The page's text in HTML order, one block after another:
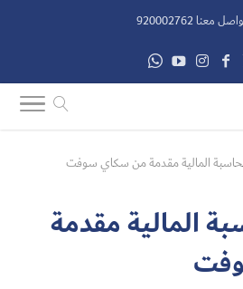
معنا 920002762
المالية مقدمة من سكاي سوفت
المالية مقدمة